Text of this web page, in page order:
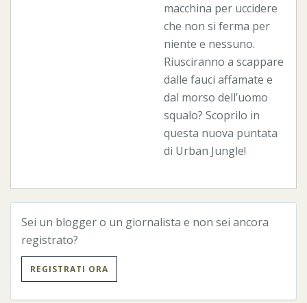
macchina per uccidere
che non si ferma per
niente e nessuno.
Riusciranno a scappare
dalle fauci affamate e
dal morso dell’uomo
squalo? Scoprilo in
questa nuova puntata
di Urban Jungle!
Sei un blogger o un giornalista e non sei ancora
registrato?
REGISTRATI ORA